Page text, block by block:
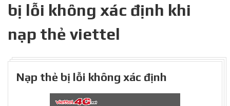
bị lỗi không xác định khi
nạp thẻ viettel
Nạp thẻ bị lỗi không xác định